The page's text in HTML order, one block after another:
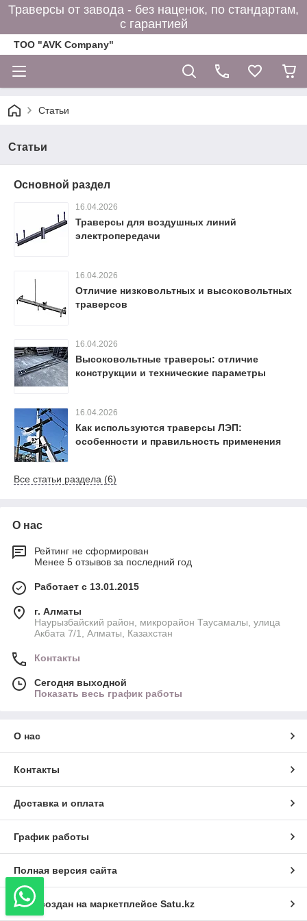
Траверсы от завода - без наценок, по стандартам,
с гарантией
ТОО "AVK Company"
Статьи
Статьи
Основной раздел
16.04.2026
Траверсы для воздушных линий
электропередачи
16.04.2026
Отличие низковольтных и высоковольтных
траверсов
16.04.2026
Высоковольтные траверсы: отличие
конструкции и технические параметры
16.04.2026
Как используются траверсы ЛЭП:
особенности и правильность применения
Все статьи раздела (6)
О нас
Рейтинг не сформирован
Менее 5 отзывов за последний год
Работает с 13.01.2015
г. Алматы
Наурызбайский район, микрорайон Таусамалы, улица
Акбата 7/1, Алматы, Казахстан
Контакты
Сегодня выходной
Показать весь график работы
О нас
Контакты
Доставка и оплата
График работы
Полная версия сайта
Сайт создан на маркетплейсе Satu.kz